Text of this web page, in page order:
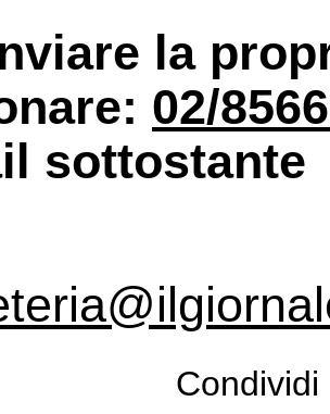
la
02/
sottostante